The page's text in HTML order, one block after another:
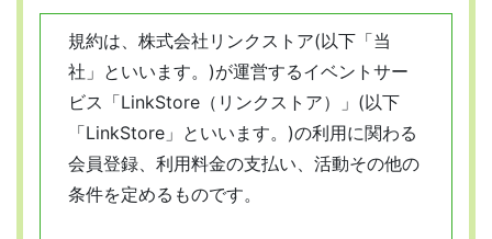
規約は、株式会社リンクストア(以下「当
社」といいます。)が運営するイベントサー
ビス「LinkStore（リンクストア）」(以下
「LinkStore」といいます。)の利用に関わる
会員登録、利用料金の支払い、活動その他の
条件を定めるものです。